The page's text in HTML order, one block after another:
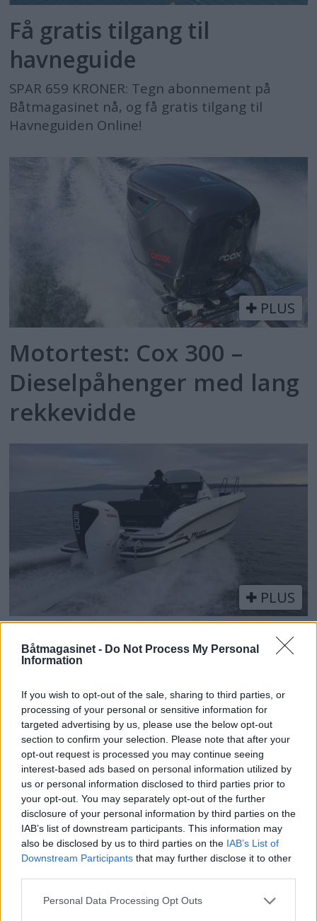
Båtmagasinet - Do Not Process My Personal
Information
If you wish to opt-out of the sale, sharing to third parties, or
processing of your personal or sensitive information for
targeted advertising by us, please use the below opt-out
section to confirm your selection. Please note that after your
opt-out request is processed you may continue seeing
interest-based ads based on personal information utilized by
us or personal information disclosed to third parties prior to
your opt-out. You may separately opt-out of the further
disclosure of your personal information by third parties on the
IAB’s list of downstream participants. This information may
also be disclosed by us to third parties on the IAB’s List of
Downstream Participants that may further disclose it to other
Personal Data Processing Opt Outs
Få gratis tilgang til
havneguide
SPAR 659 KRONER: Tegn abonnement på
Båtmagasinet nå, og få gratis tilgang til
Havneguiden Online!
PLUS
Motortest: Cox 300 –
Dieselpåhenger med lang
rekkevidde
PLUS
TEST: Honda BF200 –
Mange finesser
Topp 10: Disse båtene fikk